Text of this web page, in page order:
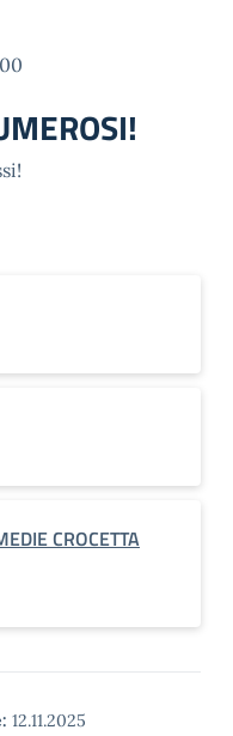
CROCETTA
12.11.2025